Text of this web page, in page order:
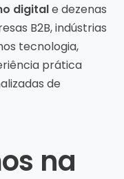
digitale dezenas
B2B, indústrias
tecnologia,
prática
de
na